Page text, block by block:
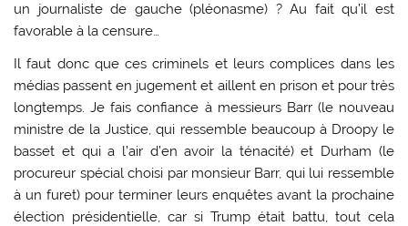
un journaliste de gauche (pléonasme) ? Au fait qu’il est
favorable à la censure…
Il faut donc que ces criminels et leurs complices dans les
médias passent en jugement et aillent en prison et pour très
longtemps. Je fais confiance à messieurs Barr (le nouveau
ministre de la Justice, qui ressemble beaucoup à Droopy le
basset et qui a l’air d’en avoir la ténacité) et Durham (le
procureur spécial choisi par monsieur Barr, qui lui ressemble
à un furet) pour terminer leurs enquêtes avant la prochaine
élection présidentielle, car si Trump était battu, tout cela